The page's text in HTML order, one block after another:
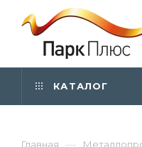
КАТАЛОГ
Главная